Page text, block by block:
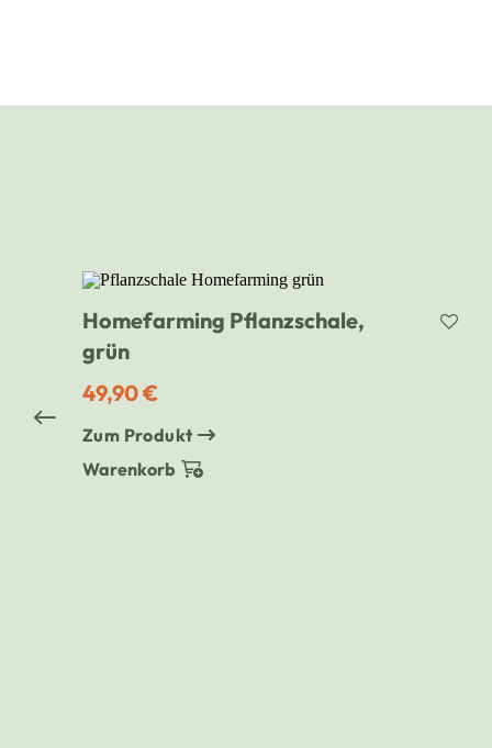
Homefarming Pflanzschale,
grün
49,90 €
Zum Produkt
Warenkorb